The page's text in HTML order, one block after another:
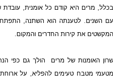
בכלל, מרים היא קודם כל אומנית,
עם השנים. לטענתה הוא השתנה, התפתח,
המקשטים את קירות החדרים והמקום.
שרון האומנות של מרים
הולך גם כפי
מטעמי מטבח טעימים להפליא, על